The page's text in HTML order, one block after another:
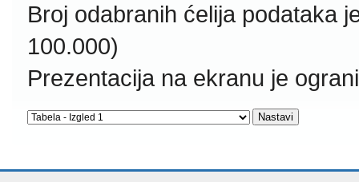
Broj odabranih ćelija podataka
100.000)
Prezentacija na ekranu je